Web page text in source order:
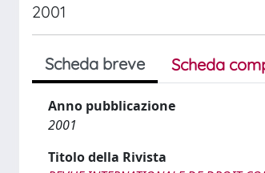
2001
Scheda breve Scheda
Anno pubblicazione
2001
Titolo della Rivista